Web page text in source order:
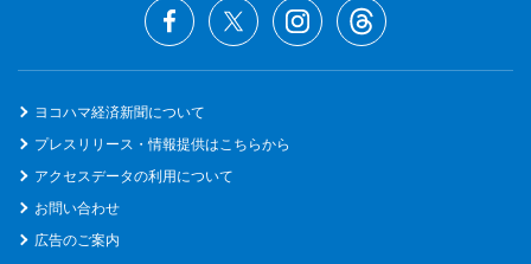
ヨコハマ経済新聞について
プレスリリース・情報提供はこちらから
アクセスデータの利用について
お問い合わせ
広告のご案内